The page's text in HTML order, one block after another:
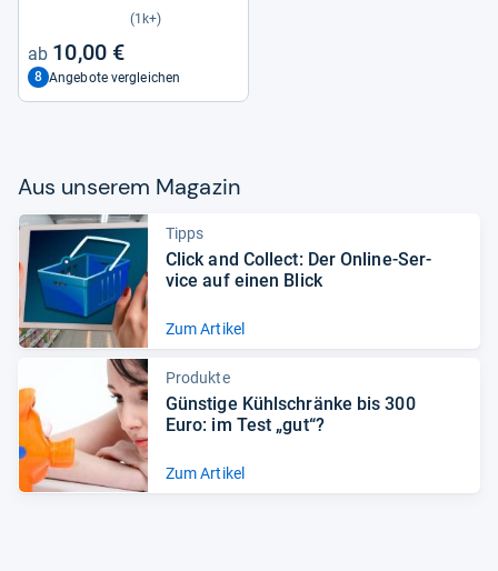
(1k+)
10,00 €
8 Angebote vergleichen
Aus unse­rem Maga­zin
Tipps
Click and Col­lect: Der Online-​Ser­
vice auf einen Blick
Zum Artikel
Produkte
Güns­tige Kühl­schränke bis 300
Euro: im Test „gut“?
Zum Artikel